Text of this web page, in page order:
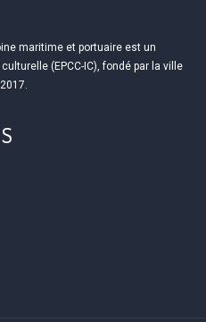
maritime et portuaire est un
(EPCC-IC), fondé par la ville